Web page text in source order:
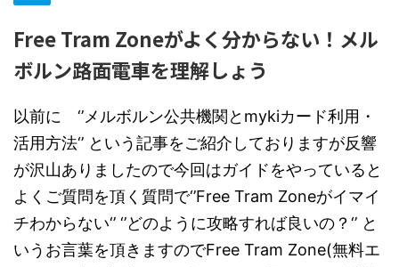
Free Tram Zoneがよく分からない！メル
ボルン路面電車を理解しょう
以前に ‘’メルボルン公共機関と mykiカード利用・
活用方法‘’ という記事をご紹介しておりますが反響
が沢山ありましたので今回はガイドをやっていると
よくご質問を頂く質問で‘’Free Tram Zoneがイマイ
チわからない‘’ ‘’どのように攻略すれば良いの？ ‘’ と
いうお言葉を頂きますのでFree Tram Zone(無料エ